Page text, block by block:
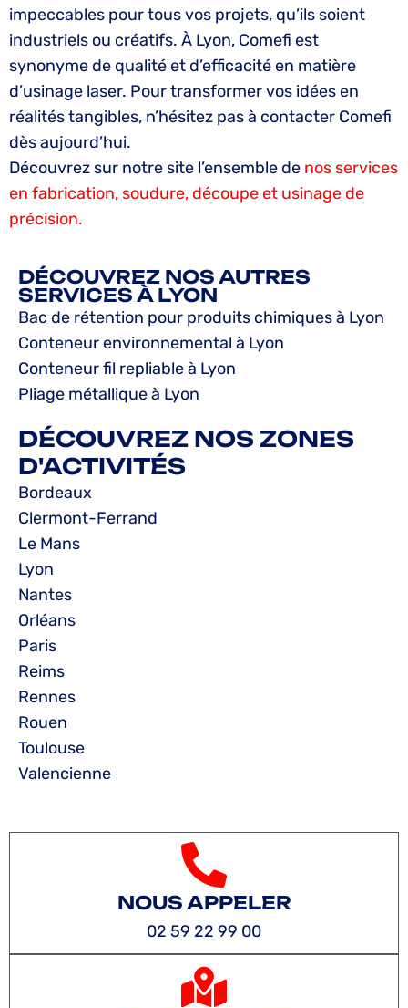
impeccables pour tous vos projets, qu’ils soient
industriels ou créatifs. À Lyon, Comefi est
synonyme de qualité et d’efficacité en matière
d’usinage laser. Pour transformer vos idées en
réalités tangibles, n’hésitez pas à contacter Comefi
dès aujourd’hui.
Découvrez sur notre site l’ensemble de nos services
en fabrication, soudure, découpe et usinage de
précision.
DÉCOUVREZ NOS AUTRES
SERVICES À LYON
Bac de rétention pour produits chimiques à Lyon
Conteneur environnemental à Lyon
Conteneur fil repliable à Lyon
Pliage métallique à Lyon
DÉCOUVREZ NOS ZONES
D'ACTIVITÉS
Bordeaux
Clermont-Ferrand
Le Mans
Lyon
Nantes
Orléans
Paris
Reims
Rennes
Rouen
Toulouse
Valencienne
NOUS APPELER
02 59 22 99 00